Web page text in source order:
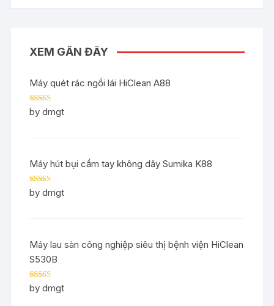
XEM GẦN ĐÂY
Máy quét rác ngồi lái HiClean A88
Rated5out
of 5
by dmgt
Máy hút bụi cầm tay không dây Sumika K88
Rated5out
of 5
by dmgt
Máy lau sàn công nghiệp siêu thị bệnh viện HiClean
S530B
Rated5out
of 5
by dmgt